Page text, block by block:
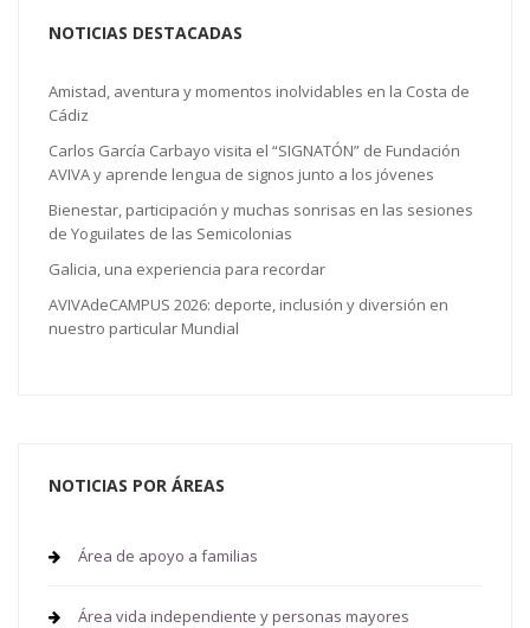
NOTICIAS DESTACADAS
Amistad, aventura y momentos inolvidables en la Costa de
Cádiz
Carlos García Carbayo visita el “SIGNATÓN” de Fundación
AVIVA y aprende lengua de signos junto a los jóvenes
Bienestar, participación y muchas sonrisas en las sesiones
de Yoguilates de las Semicolonias
Galicia, una experiencia para recordar
AVIVAdeCAMPUS 2026: deporte, inclusión y diversión en
nuestro particular Mundial
NOTICIAS POR ÁREAS
Área de apoyo a familias
Área vida independiente y personas mayores